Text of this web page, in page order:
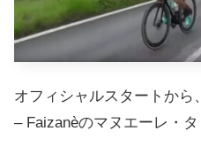
オフィシャルスタートから
– Faizanèのマヌエーレ・タ